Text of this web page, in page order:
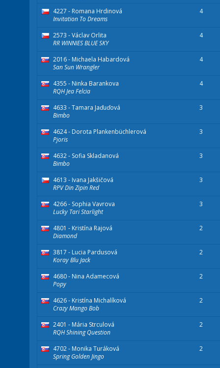
4227 - Romana Hrdinová
Invitation To Dreams
4
2573 - Václav Orlita
RR WINNIES BLUE SKY
4
2016 - Michaela Habardová
San Sun Wrangler
4
4355 - Ninka Barankova
RQH Jea Felcia
4
4633 - Tamara Jaďuďová
Bimbo
3
4624 - Dorota Plankenbüchlerová
Pjoris
3
4632 - Sofia Skladanová
Bimbo
3
4613 - Ivana Jakšičová
RPV Din Zipin Red
3
4266 - Sophia Vavrova
Lucky Tari Starlight
3
4801 - Kristína Rajová
Diamond
2
3817 - Lucia Pardusová
Koray Blu Jack
2
4680 - Nina Adamecová
Popy
2
4626 - Kristína Michalíková
Crazy Mango Bob
2
2401 - Mária Strculová
RQH Shining Question
2
4702 - Monika Turáková
Spring Golden Jingo
2